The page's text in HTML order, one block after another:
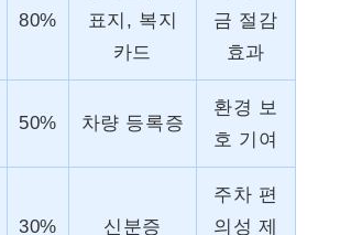
80%
표지, 복지
카드
금 절감
효과
50% 차량 등록증
환경 보
호 기여
30% 신분증
주차 편
의성 제